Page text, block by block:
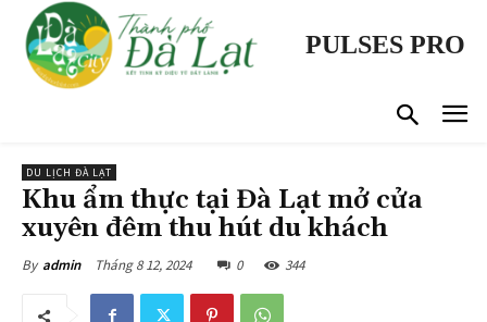
PULSES PRO
DU LỊCH ĐÀ LẠT
Khu ẩm thực tại Đà Lạt mở cửa
xuyên đêm thu hút du khách
By admin Tháng 8 12, 2024 0 344